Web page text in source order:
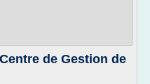
de Gestion de